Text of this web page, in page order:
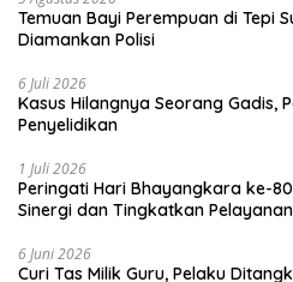
Temuan Bayi Perempuan di Tepi
Diamankan Polisi
6 Juli 2026
Kasus Hilangnya Seorang Gadis,
Penyelidikan
1 Juli 2026
Peringati Hari Bhayangkara ke-
Sinergi dan Tingkatkan
6 Juni 2026
Curi Tas Milik Guru, Pelaku